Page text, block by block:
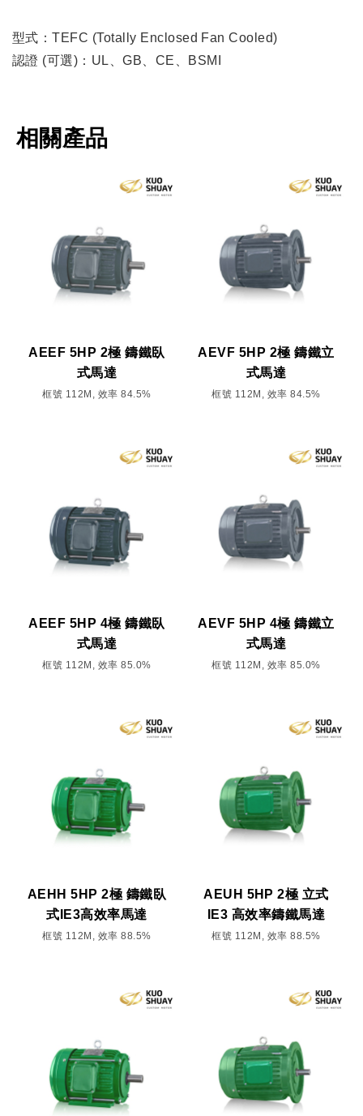
型式：TEFC (Totally Enclosed Fan Cooled)
認證 (可選)：UL、GB、CE、BSMI
相關產品
AEEF 5HP 2極 鑄鐵臥
式馬達
框號 112M, 效率 84.5%
AEVF 5HP 2極 鑄鐵立
式馬達
框號 112M, 效率 84.5%
AEEF 5HP 4極 鑄鐵臥
式馬達
框號 112M, 效率 85.0%
AEVF 5HP 4極 鑄鐵立
式馬達
框號 112M, 效率 85.0%
AEHH 5HP 2極 鑄鐵臥
式IE3高效率馬達
框號 112M, 效率 88.5%
AEUH 5HP 2極 立式
IE3 高效率鑄鐵馬達
框號 112M, 效率 88.5%